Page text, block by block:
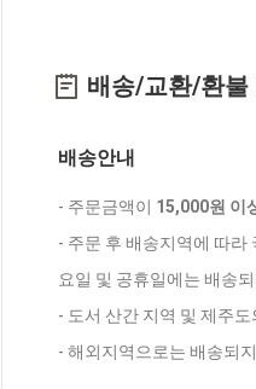
배송/교환/환불
배송안내
- 주문금액이 15,000원 이
- 주문 후 배송지역에 따라
요일 및 공휴일에는 배송
- 도서 산간 지역 및 제주
- 해외지역으로는 배송되